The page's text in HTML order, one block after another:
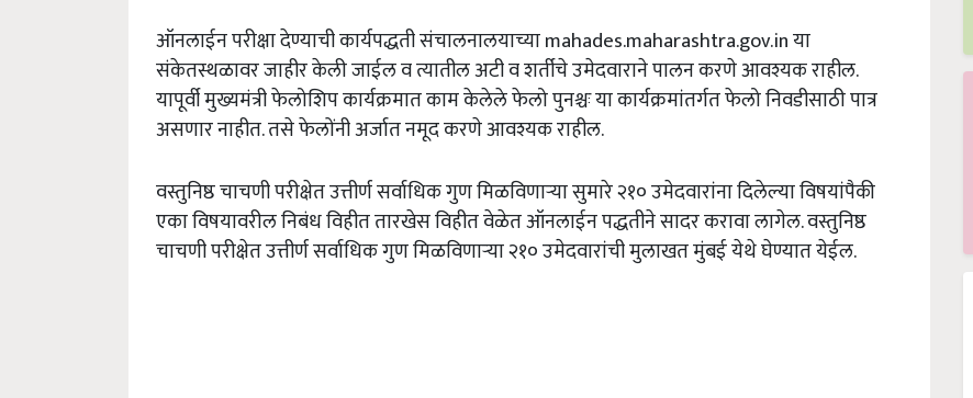
ऑनलाईनपरीक्षादेण्याचीकार्यपद्धतीसंचालनालयाच्याmahades.maharashtra.gov.inया
संकेतस्थळावरजाहीरकेलीजाईलवत्यातीलअटीवशर्तीचेउमेदवारानेपालनकरणेआवश्यकराहील.
यापूर्वीमुख्यमंत्रीफेलोशिपकार्यक्रमातकामकेलेलेफेलोपुनश्चःयाकार्यक्रमांतर्गतफेलोनिवडीसाठीपात्र
असणारनाहीत.तसेफेलोंनीअर्जातनमूदकरणेआवश्यकराहील.
वस्तुनिष्ठचाचणीपरीक्षेतउत्तीर्णसर्वाधिकगुणमिळविणाऱ्यासुमारे२१०उमेदवारांनादिलेल्याविषयांपैकी
एकाविषयावरीलनिबंधविहीततारखेसविहीतवेळेतऑनलाईनपद्धतीनेसादरकरावालागेल.वस्तुनिष्ठ
चाचणीपरीक्षेतउत्तीर्णसर्वाधिकगुणमिळविणाऱ्या२१०उमेदवारांचीमुलाखतमुंबईयेथेघेण्यातयेईल.